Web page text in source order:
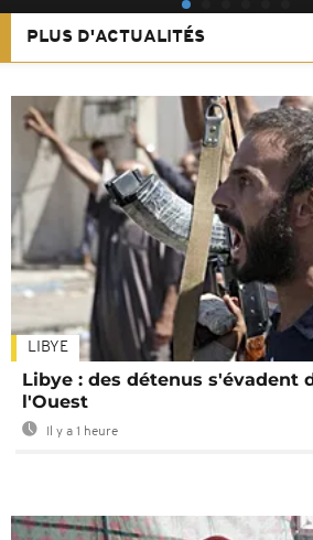
PLUS D'ACTUALITÉS
LIBYE
Libye : des détenus s'évadent
l'Ouest
Il y a 1 heure